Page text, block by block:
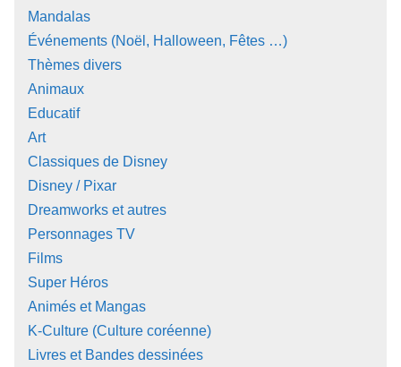
Mandalas
Événements (Noël, Halloween, Fêtes …)
Thèmes divers
Animaux
Educatif
Art
Classiques de Disney
Disney / Pixar
Dreamworks et autres
Personnages TV
Films
Super Héros
Animés et Mangas
K-Culture (Culture coréenne)
Livres et Bandes dessinées